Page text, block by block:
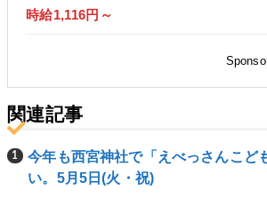
時給1,116円～
関連記事
今年も西宮神社で「えべっさんこど
い。5月5日(火・祝)